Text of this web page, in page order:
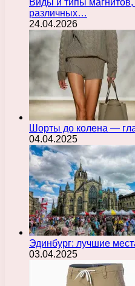
Виды и типы
различных…
24.04.2026
Шорты до колена —
04.04.2025
Эдинбург: лучшие
03.04.2025